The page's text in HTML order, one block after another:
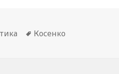
Метки
Косенко